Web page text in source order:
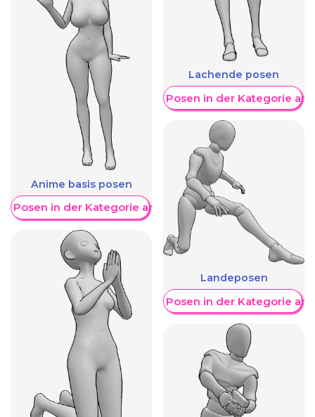
Anime basis posen
Posen in der Kategorie anzeigen
Lachende posen
Weitere Posen in der Kategorie
Landeposen
Weitere Posen in der Kategorie